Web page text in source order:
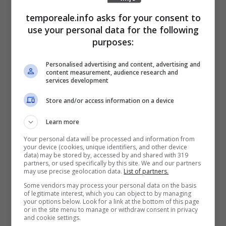
altri amministratori tra i quali il consigliere
Giulio Cesare di Manno, oltre che sostenitore
e in quanto tale da anni ben conscio di
quanto fosse sentita,
rispettive famiglie, la necessità di mettere a
disposizione della collettività una sede per
gli incontri, le attività e i momenti di
socializzazione degli abitanti più longevi
della zona.
«Se con questa iniziativa –ha aggiunto Di
Manno – saremo riusciti a far stare insieme
temporeale.info asks for your consent to
use your personal data for the following
purposes:
Personalised advertising and content, advertising and
content measurement, audience research and
services development
Store and/or access information on a device
Learn more
Your personal data will be processed and information from
your device (cookies, unique identifiers, and other device
data) may be stored by, accessed by and shared with 319
partners, or used specifically by this site. We and our partners
may use precise geolocation data. List of partners.
Some vendors may process your personal data on the basis
of legitimate interest, which you can object to by managing
your options below. Look for a link at the bottom of this page
or in the site menu to manage or withdraw consent in privacy
and cookie settings.